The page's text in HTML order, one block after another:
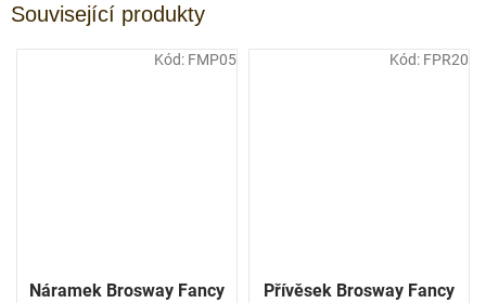
Související produkty
Náramek Brosway Fancy
Kód: FMP05
Přívěsek Brosway Fancy
Kód: FPR20